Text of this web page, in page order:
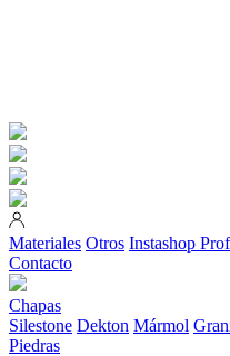
Materiales Otros Instashop
Contacto
Chapas
Silestone Dekton Mármol
Piedras